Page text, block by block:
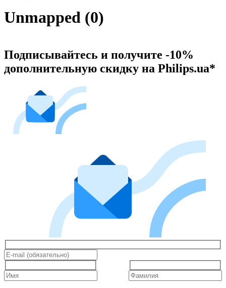
Unmapped (0)
Подписывайтесь и получите -10%
дополнительную скидку на Philips.ua*